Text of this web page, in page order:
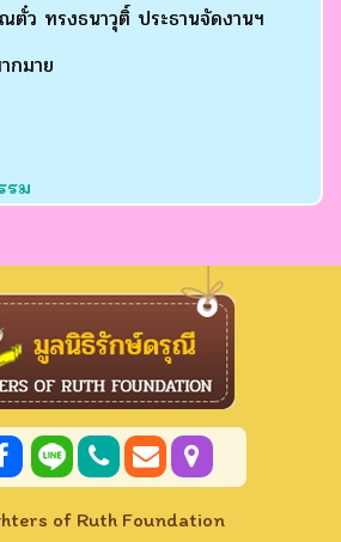
ตั๋ว ทรงธนาวุติ์ ประธานจัดงานฯ
กมาย
รม
of Ruth Foundation